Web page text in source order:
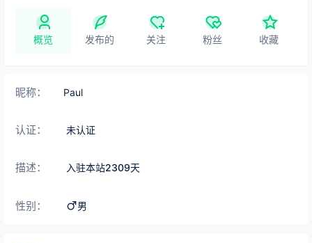
概览 发布的 关注 粉丝 收藏
昵称： Paul
认证： 未认证
描述： 入驻本站2309天
性别： 男